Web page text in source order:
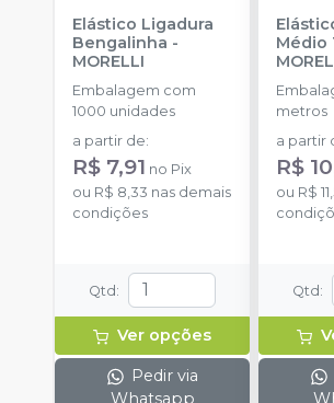
Elástico Ligadura
Bengalinha -
MORELLI
Embalagem com
1000 unidades
a partir de:
R$ 7,91 no Pix
ou R$ 8,33 nas demais
condições
Qtd :
Ver opções
Pedir via
Médio
metros
a partir
R$
ou R$
Qtd :